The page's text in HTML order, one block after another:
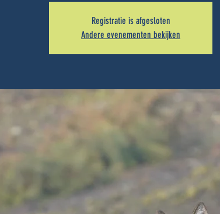
Registratie is afgesloten
Andere evenementen bekijken